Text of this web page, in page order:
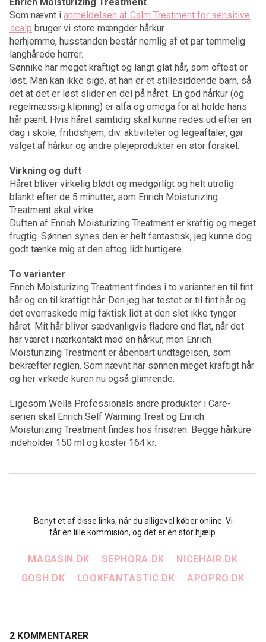
Som nævnt i anmeldelsen af Calm Treatment for sensitive
scalp bruger vi store mængder hårkur
herhjemme, husstanden består nemlig af et par temmelig
langhårede herrer.
Sønnike har meget kraftigt og langt glat hår, som oftest er
løst. Man kan ikke sige, at han er et stillesiddende barn, så
det at det er løst slider en del på håret. En god hårkur (og
regelmæssig klipning) er alfa og omega for at holde hans
hår pænt. Hvis håret samtidig skal kunne redes ud efter en
dag i skole, fritidshjem, div. aktiviteter og legeaftaler, gør
valget af hårkur og andre plejeprodukter en stor forskel.
Virkning og duft
Håret bliver virkelig blødt og medgørligt og helt utrolig
blankt efter de 5 minutter, som Enrich Moisturizing
Treatment skal virke.
Duften af Enrich Moisturizing Treatment er kraftig og meget
frugtig. Sønnen synes den er helt fantastisk, jeg kunne dog
godt tænke mig at den aftog lidt hurtigere.
To varianter
Enrich Moisturizing Treatment findes i to varianter en til fint
hår og en til kraftigt hår. Den jeg har testet er til fint hår og
det overraskede mig faktisk lidt at den slet ikke tynger
håret. Mit hår bliver sædvanligvis fladere end flat, når det
har været i nærkontakt med en hårkur, men Enrich
Moisturizing Treatment er åbenbart undtagelsen, som
bekræfter reglen. Som nævnt har sønnen meget kraftigt hår
og her virkede kuren nu også glimrende.
Ligesom Wella Professionals andre produkter i Care-
serien skal Enrich Self Warming Treat og Enrich
Moisturizing Treatment findes hos frisøren. Begge hårkure
indeholder 150 ml og koster 164 kr.
Benyt et af disse links, når du alligevel køber online. Vi
får en lille kommision, og det er en stor hjælp.
MAGASIN.DK SEPHORA.DK
NICEHAIR.DK
GOSH.DK
LOOKFANTASTIC.DK APOPRO.DK
2 KOMMENTARER